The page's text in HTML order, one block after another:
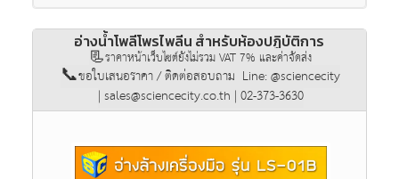
อ่างน้ำโพลีโพรไพลีน สำหรับห้องปฏิบัติการ
📃ราคาหน้าเว็บไซต์ยังไม่รวม VAT 7% และค่าจัดส่ง
📞ขอใบเสนอราคา / ติดต่อสอบถาม Line: @sciencecity
| sales@sciencecity.co.th | 02-373-3630